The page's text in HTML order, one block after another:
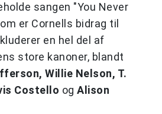
sangen "You Never
er Cornells bidrag til
en hel del af
store kanoner, blandt
Willie Nelson, T.
Costello og Alison